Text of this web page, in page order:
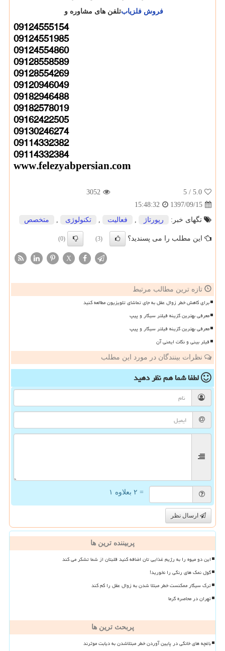
تلفن های مشاوره وفروش فلزیاب
09124555154
09124551985
09124554860
09128558589
09128554269
09120946049
09182946488
09182578019
09162422505
09130246274
09114332382
09114332384
www.felezyabpersian.com
5.0
/ 5
3052
1397/09/15
15:48:32
تگهای خبر:
رپورتاژ , فعالیت , تكنولوژی , متخصص
این مطلب را می پسندید؟ (3)
(0)
X
تازه ترین مطالب مرتبط
برای کاهش خطر زوال عقل به جای تماشای تلویزیون مطالعه کنید
معرفی بهترین گزینه فیلتر سیگار و پیپ
معرفی بهترین گزینه فیلتر سیگار و پیپ
فیلر بینی و نکات ایمنی آن
نظرات بینندگان در مورد این مطلب
لطفا شما همنظر دهید
= ۲ بعلاوه ۱
ارسال نظر
پربیننده ترین ها
این دو میوه را به رژیم غذایی تان اضافه کنید قلبتان از شما تشکر می کند
گول نمک های رنگی را نخورید!
ترک سیگار ممکنست خطر مبتلا شدن به زوال عقل را کم کند
تهران در محاصره گرما
پربحث ترین ها
باغچه های خانگی در پایین آوردن خطر مبتلاشدن به دیابت موثرند